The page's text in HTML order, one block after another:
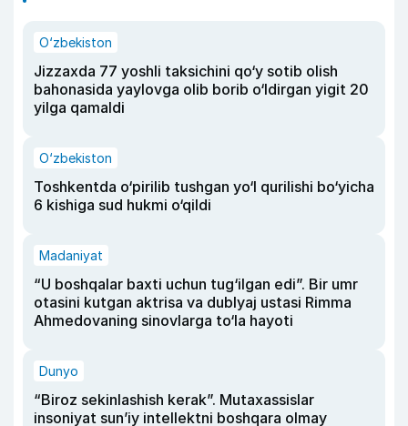
O‘zbekiston
Jizzaxda 77 yoshli taksichini qo‘y sotib olish
bahonasida yaylovga olib borib o‘ldirgan yigit 20
yilga qamaldi
O‘zbekiston
Toshkentda o‘pirilib tushgan yo‘l qurilishi bo‘yicha
6 kishiga sud hukmi o‘qildi
Madaniyat
“U boshqalar baxti uchun tug‘ilgan edi”. Bir umr
otasini kutgan aktrisa va dublyaj ustasi Rimma
Ahmedovaning sinovlarga to‘la hayoti
Dunyo
“Biroz sekinlashish kerak”. Mutaxassislar
insoniyat sun’iy intellektni boshqara olmay